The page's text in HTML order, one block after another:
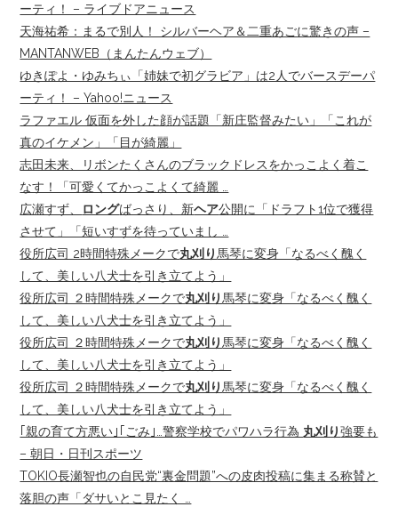
ーティ！ – ライブドアニュース
天海祐希：まるで別人！ シルバーヘア＆二重あごに驚きの声 –
MANTANWEB（まんたんウェブ）
ゆきぽよ・ゆみちぃ「姉妹で初グラビア」は2人でバースデーパ
ーティ！ – Yahoo!ニュース
ラファエル 仮面を外した顔が話題「新庄監督みたい」「これが
真のイケメン」「目が綺麗」
志田未来、リボンたくさんのブラックドレスをかっこよく着こ
なす！「可愛くてかっこよくて綺麗 …
広瀬すず、 ロングばっさり、新ヘア公開に「ドラフト1位で獲得
させて」「短いすずを待っていまし …
役所広司 2時間特殊メークで丸刈り 馬琴に変身「なるべく醜く
して、美しい八犬士を引き立てよう」
役所広司 ２時間特殊メークで丸刈り 馬琴に変身「なるべく醜く
して、美しい八犬士を引き立てよう」
役所広司 ２時間特殊メークで丸刈り 馬琴に変身「なるべく醜く
して、美しい八犬士を引き立てよう」
役所広司 ２時間特殊メークで丸刈り 馬琴に変身「なるべく醜く
して、美しい八犬士を引き立てよう」
｢親の育て方悪い｣｢ごみ｣…警察学校でパワハラ行為 丸刈り強要も
– 朝日・日刊スポーツ
TOKIO長瀬智也の自民党“裏金問題”への皮肉投稿に集まる称賛と
落胆の声「ダサいとこ見たく …